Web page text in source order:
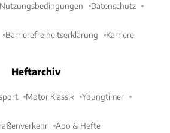
Datenschutz
Barrierefreiheitserklärung Karriere
Heftarchiv
Motor Klassik Youngtimer
Abo & Hefte